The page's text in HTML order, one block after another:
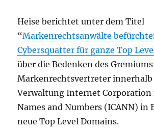
Heise berichtet unter dem Titel
“Markenrechtsanwälte
Cybersquatter für ganze Top
über die Bedenken des
Markenrechtsvertreter
Verwaltung Internet Corporation
Names and Numbers (ICANN) in
neue Top Level Domains.